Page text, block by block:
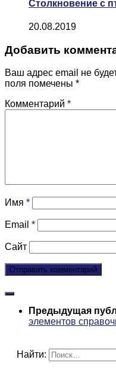
Столкновение с
20.08.2019
Добавить
Ваш адрес email не
поля помечены *
Комментарий *
Имя *
Email *
Сайт
Предыдущая
элементов
Найти: